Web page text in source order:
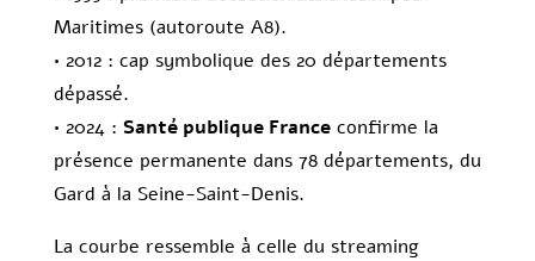
Maritimes (autoroute A8).
• 2012 : cap symbolique des 20 départements
dépassé.
• 2024 : Santé publique Franceconfirme la
présence permanente dans 78 départements, du
Gard à la Seine-Saint-Denis.
La courbe ressemble à celle du streaming